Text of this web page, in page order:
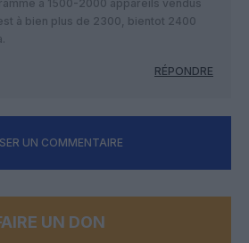
à 1500-2000 appareils vendus
à bien plus de 2300, bientot 2400
RÉPONDRE
UN COMMENTAIRE
UN DON